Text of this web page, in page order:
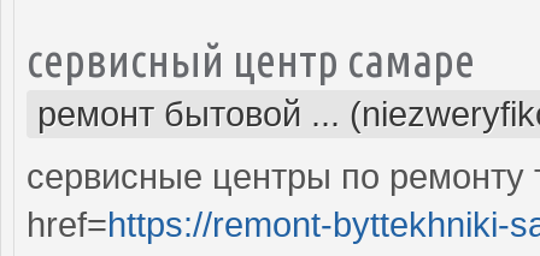
сервисный центр самаре
ремонт бытовой ...
сервисные центры по ремонту
href=https://remont-byttekhniki-